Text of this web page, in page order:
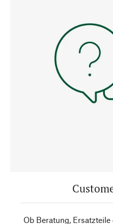
Ob Beratung,